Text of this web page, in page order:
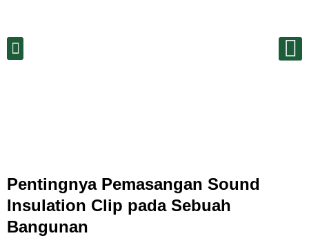
Pentingnya Pemasangan Sound
Insulation Clip pada Sebuah
Bangunan